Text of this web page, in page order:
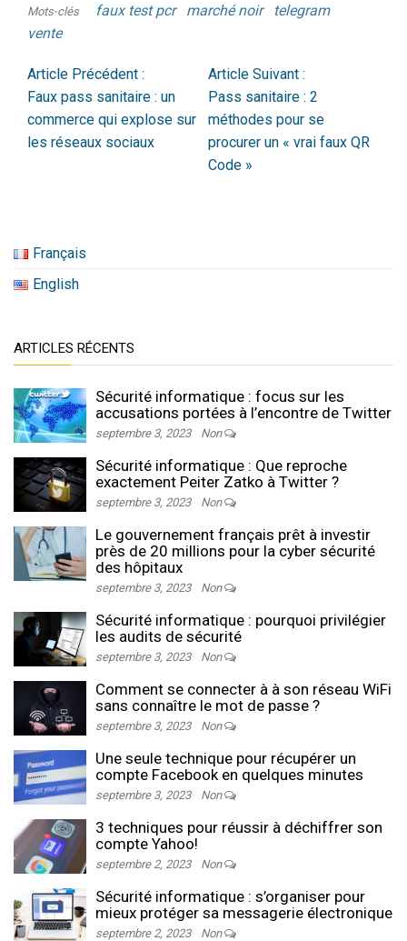
Mots-clés faux test pcr marché noir
telegram
vente
Article Précédent :
Faux pass sanitaire : un
commerce qui explose sur
les réseaux sociaux
Article Suivant :
Pass sanitaire : 2
méthodes pour se
procurer un « vrai faux QR
Code »
Français
English
ARTICLES RÉCENTS
Sécurité informatique : focus sur les
accusations portées à l’encontre de Twitter
septembre 3, 2023 Non
Sécurité informatique : Que reproche
exactement Peiter Zatko à Twitter ?
septembre 3, 2023 Non
Le gouvernement français prêt à investir
près de 20 millions pour la cyber sécurité
des hôpitaux
septembre 3, 2023 Non
Sécurité informatique : pourquoi privilégier
les audits de sécurité
septembre 3, 2023 Non
Comment se connecter à à son réseau WiFi
sans connaître le mot de passe ?
septembre 3, 2023 Non
Une seule technique pour récupérer un
compte Facebook en quelques minutes
septembre 3, 2023 Non
3 techniques pour réussir à déchiffrer son
compte Yahoo!
septembre 2, 2023 Non
Sécurité informatique : s’organiser pour
mieux protéger sa messagerie électronique
septembre 2, 2023 Non